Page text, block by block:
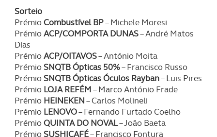
Sorteio
PrémioCombustível BP– Michele Moresi
PrémioACP/COMPORTA DUNAS– André Matos
Dias
PrémioACP/OITAVOS– António Moita
Prémio SNQTB Ópticas 50%– Francisco Russo
Prémio SNQTB Ópticas Óculos Rayban– Luis Pires
Prémio LOJA REFÉM– Marco António Frade
Prémio HEINEKEN– Carlos Molineli
Prémio LENOVO– Fernando Furtado Coelho
PrémioQUINTA DO NOVAL– João Baeta
Prémio SUSHICAFÉ– Francisco Fontura